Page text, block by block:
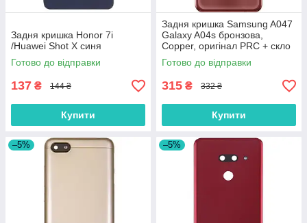
Задня кришка Honor 7i
/Huawei Shot X синя
Готово до відправки
137 ₴ 144 ₴
Купити
Задня кришка Samsung A047
Galaxy A04s бронзова,
Copper, оригінал PRC + скло
камери
Готово до відправки
315 ₴ 332 ₴
Купити
–5% –5%